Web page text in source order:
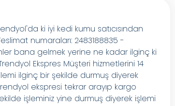
ki iyi kedi kumu satıcısından
numaraları: 2483188835 -
bana gelmek yerine ne kadar ilginç ki
Ekspres Müşteri hizmetlerini 14
ilginç bir şekilde durmuş diyerek
ekspresi tekrar arayıp kargo
işleminiz yine durmuş diyerek işlemi